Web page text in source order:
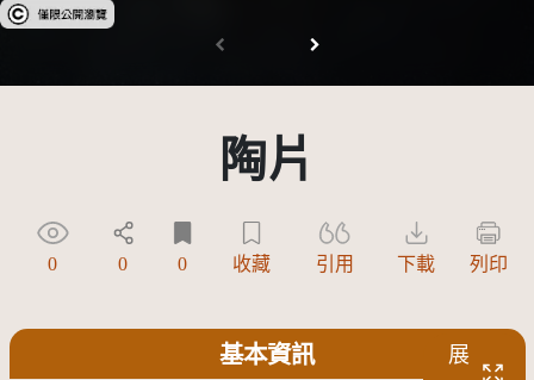
陶片
0 0 0 收藏 引用 下載 列印
基本資訊
展